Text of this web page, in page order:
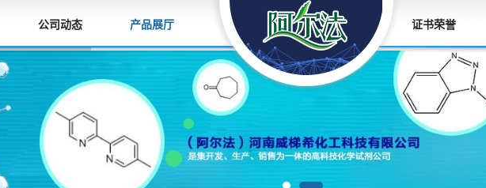
公司动态 产品展厅 证书荣誉